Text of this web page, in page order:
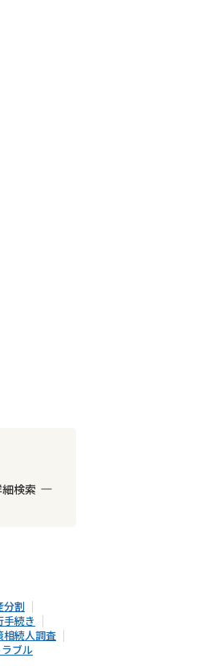
検索
分割
手続き
相続人調査
ブル